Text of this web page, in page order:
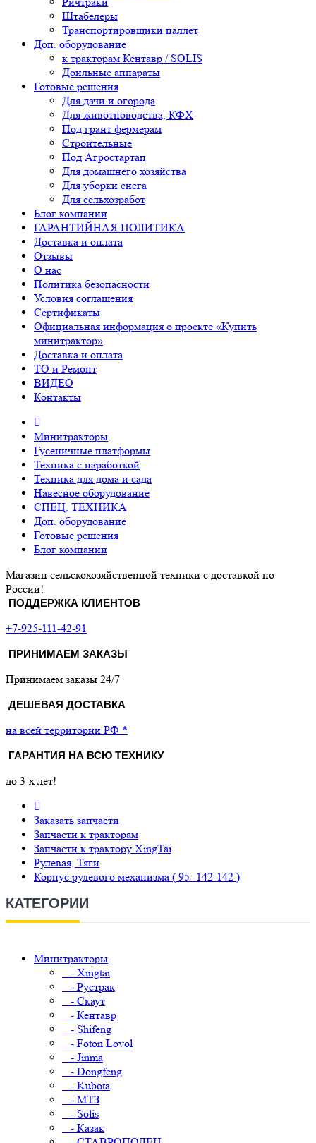
Штабелеры
Транспортировщики паллет
Доп. оборудование
к тракторам Кентавр / SOLIS
Доильные аппараты
Готовые решения
Для дачи и огорода
Для животноводства, КФХ
Под грант фермерам
Строительные
Под Агростартап
Для домашнего хозяйства
Для уборки снега
Для сельхозработ
Блог компании
ГАРАНТИЙНАЯ ПОЛИТИКА
Доставка и оплата
Отзывы
О нас
Политика безопасности
Условия соглашения
Сертификаты
Официальная информация о проекте «Купить
минитрактор»
Доставка и оплата
ТО и Ремонт
ВИДЕО
Контакты
Минитракторы
Гусеничные платформы
Техника с наработкой
Техника для дома и сада
Навесное оборудование
СПЕЦ. ТЕХНИКА
Доп. оборудование
Готовые решения
Блог компании
Магазин сельскохозяйственной техники с доставкой по
России!
ПОДДЕРЖКА КЛИЕНТОВ
+7-925-111-42-91
ПРИНИМАЕМ ЗАКАЗЫ
Принимаем заказы 24/7
ДЕШЕВАЯ ДОСТАВКА
на всей территории РФ *
ГАРАНТИЯ НА ВСЮ ТЕХНИКУ
до 3-х лет!
Заказать запчасти
Запчасти к тракторам
Запчасти к трактору XingTai
Рулевая, Тяги
Корпус рулевого механизма ( 95 -142-142 )
КАТЕГОРИИ
Минитракторы
- Xingtai
- Рустрак
- Скаут
- Кентавр
- Shifeng
- Foton Lovol
- Jinma
- Dongfeng
- Kubota
- МТЗ
- Solis
- Казак